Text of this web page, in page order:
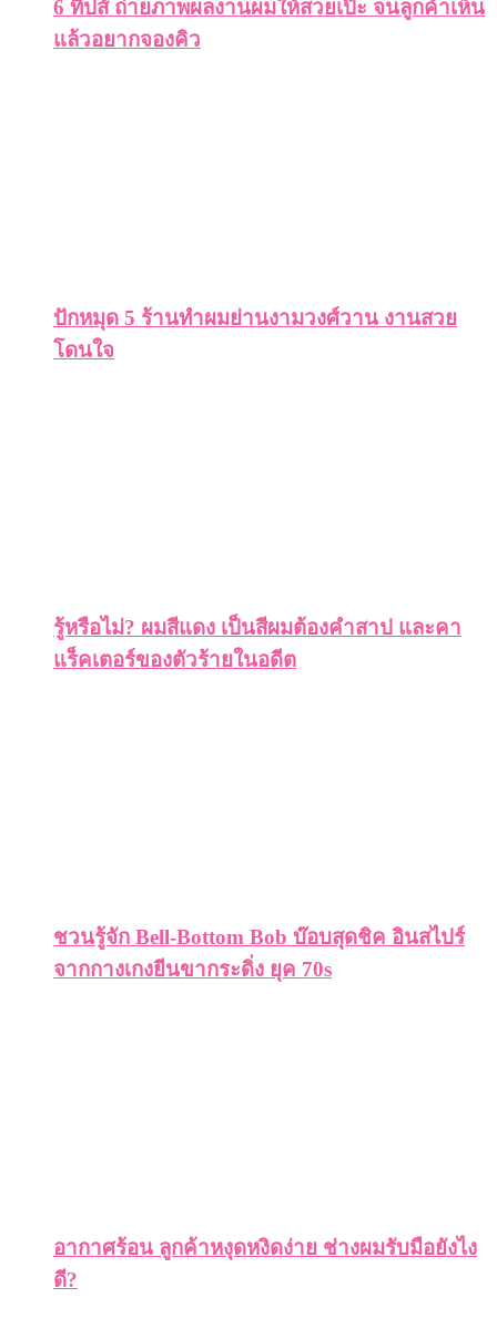
6 ทิปส์ ถ่ายภาพผลงานผมให้สวยเป๊ะ จนลูกค้าเห็น
แล้วอยากจองคิว
ปักหมุด 5 ร้านทำผมย่านงามวงศ์วาน งานสวย
โดนใจ
รู้หรือไม่? ผมสีแดง เป็นสีผมต้องคำสาป และคา
แร็คเตอร์ของตัวร้ายในอดีต
ชวนรู้จัก Bell-Bottom Bob บ๊อบสุดชิค อินสไปร์
จากกางเกงยีนขากระดิ่ง ยุค 70s
อากาศร้อน ลูกค้าหงุดหงิดง่าย ช่างผมรับมือยังไง
ดี?